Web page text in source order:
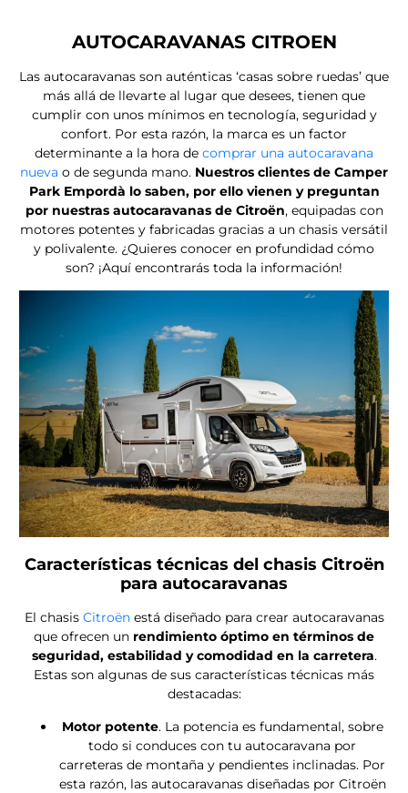
AUTOCARAVANAS CITROEN
Las autocaravanas son auténticas ‘casas sobre ruedas’ que
más allá de llevarte al lugar que desees, tienen que
cumplir con unos mínimos en tecnología, seguridad y
confort. Por esta razón, la marca es un factor
determinante a la hora de comprar una autocaravana
nueva o de segunda mano. Nuestros clientes de Camper
Park Empordà lo saben, por ello vienen y preguntan
por nuestras autocaravanas de Citroën, equipadas con
motores potentes y fabricadas gracias a un chasis versátil
y polivalente. ¿Quieres conocer en profundidad cómo
son? ¡Aquí encontrarás toda la información!
Características técnicas del chasis Citroën
para autocaravanas
El chasis Citroënestá diseñado para crear autocaravanas
que ofrecen un rendimiento óptimo en términos de
seguridad, estabilidad y comodidad en la carretera.
Estas son algunas de sus características técnicas más
destacadas:
Motor potente. La potencia es fundamental, sobre
todo si conduces con tu autocaravana por
carreteras de montaña y pendientes inclinadas. Por
esta razón, las autocaravanas diseñadas por Citroën